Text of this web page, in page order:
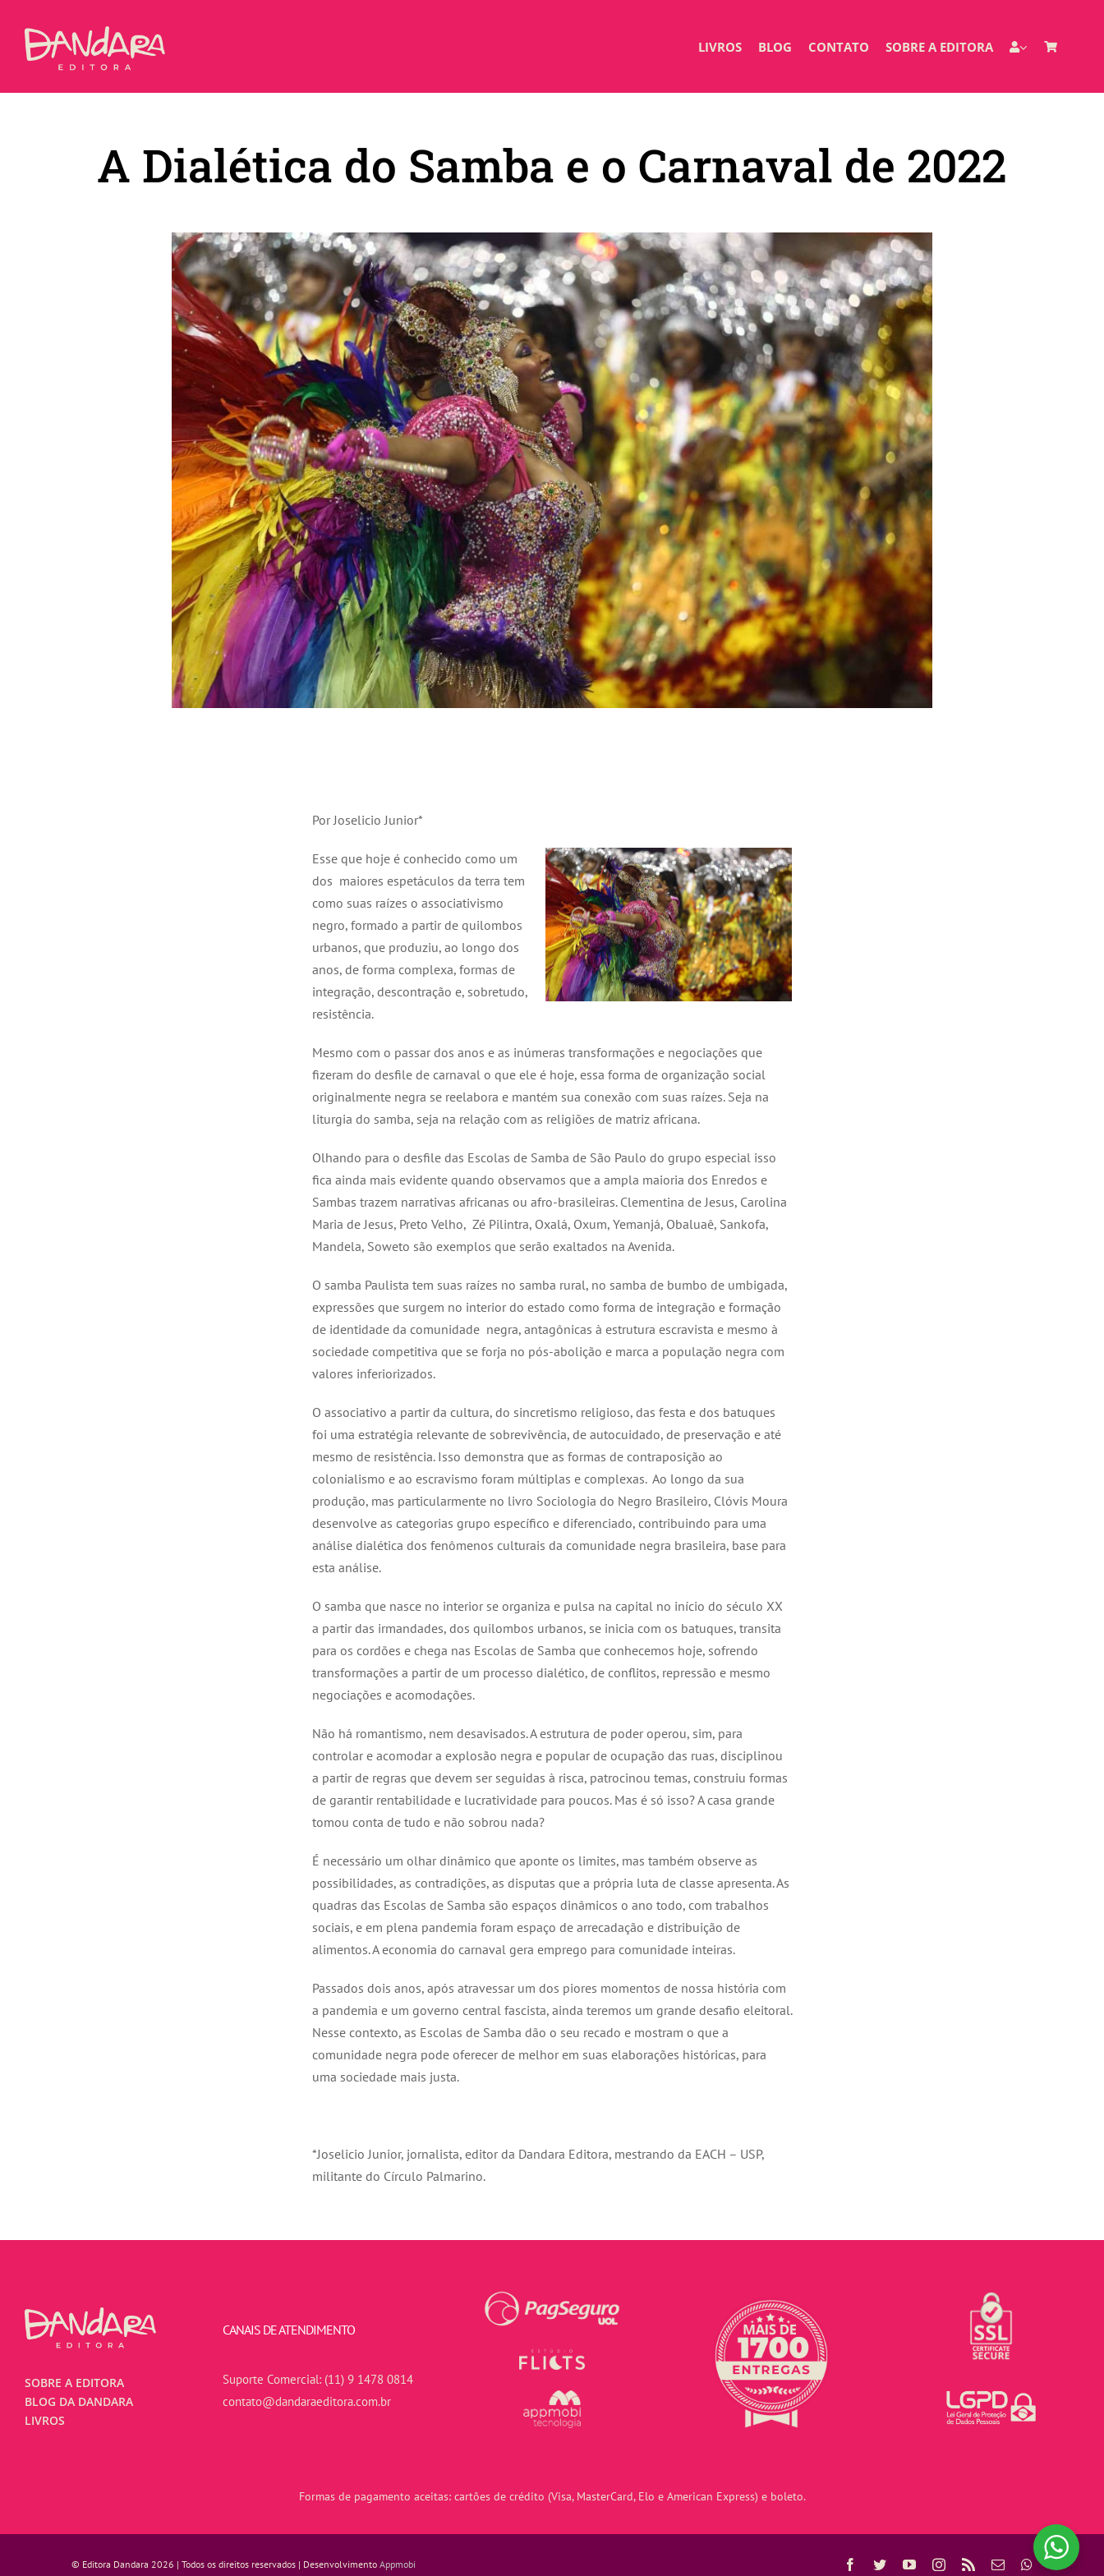
LIVROS BLOG CONTATO SOBRE A EDITORA
A Dialética do Samba e o Carnaval de 2022
Por Joselicio Junior*
Esse que hoje é conhecido como um
dos maiores espetáculos da terra tem
como suas raízes o associativismo
negro, formado a partir de quilombos
urbanos, que produziu, ao longo dos
anos, de forma complexa, formas de
integração, descontração e, sobretudo,
resistência.
Mesmo com o passar dos anos e as inúmeras transformações e negociações que
fizeram do desfile de carnaval o que ele é hoje, essa forma de organização social
originalmente negra se reelabora e mantém sua conexão com suas raízes. Seja na
liturgia do samba, seja na relação com as religiões de matriz africana.
Olhando para o desfile das Escolas de Samba de São Paulo do grupo especial isso
fica ainda mais evidente quando observamos que a ampla maioria dos Enredos e
Sambas trazem narrativas africanas ou afro-brasileiras. Clementina de Jesus, Carolina
Maria de Jesus, Preto Velho, Zé Pilintra, Oxalá, Oxum, Yemanjá, Obaluaê, Sankofa,
Mandela, Soweto são exemplos que serão exaltados na Avenida.
O samba Paulista tem suas raízes no samba rural, no samba de bumbo de umbigada,
expressões que surgem no interior do estado como forma de integração e formação
de identidade da comunidade negra, antagônicas à estrutura escravista e mesmo à
sociedade competitiva que se forja no pós-abolição e marca a população negra com
valores inferiorizados.
O associativo a partir da cultura, do sincretismo religioso, das festa e dos batuques
foi uma estratégia relevante de sobrevivência, de autocuidado, de preservação e até
mesmo de resistência. Isso demonstra que as formas de contraposição ao
colonialismo e ao escravismo foram múltiplas e complexas. Ao longo da sua
produção, mas particularmente no livro Sociologia do Negro Brasileiro, Clóvis Moura
desenvolve as categorias grupo específico e diferenciado, contribuindo para uma
análise dialética dos fenômenos culturais da comunidade negra brasileira, base para
esta análise.
O samba que nasce no interior se organiza e pulsa na capital no início do século XX
a partir das irmandades, dos quilombos urbanos, se inicia com os batuques, transita
para os cordões e chega nas Escolas de Samba que conhecemos hoje, sofrendo
transformações a partir de um processo dialético, de conflitos, repressão e mesmo
negociações e acomodações.
Não há romantismo, nem desavisados. A estrutura de poder operou, sim, para
controlar e acomodar a explosão negra e popular de ocupação das ruas, disciplinou
a partir de regras que devem ser seguidas à risca, patrocinou temas, construiu formas
de garantir rentabilidade e lucratividade para poucos. Mas é só isso? A casa grande
tomou conta de tudo e não sobrou nada?
É necessário um olhar dinâmico que aponte os limites, mas também observe as
possibilidades, as contradições, as disputas que a própria luta de classe apresenta. As
quadras das Escolas de Samba são espaços dinâmicos o ano todo, com trabalhos
sociais, e em plena pandemia foram espaço de arrecadação e distribuição de
alimentos. A economia do carnaval gera emprego para comunidade inteiras.
Passados dois anos, após atravessar um dos piores momentos de nossa história com
a pandemia e um governo central fascista, ainda teremos um grande desafio eleitoral.
Nesse contexto, as Escolas de Samba dão o seu recado e mostram o que a
comunidade negra pode oferecer de melhor em suas elaborações históricas, para
uma sociedade mais justa.
*Joselicio Junior, jornalista, editor da Dandara Editora, mestrando da EACH – USP,
militante do Círculo Palmarino.
SOBRE A EDITORA
BLOG DA DANDARA
LIVROS
CANAIS DE ATENDIMENTO
Suporte Comercial: (11) 9 1478 0814
contato@dandaraeditora.com.br
Formas de pagamento aceitas: cartões de crédito (Visa, MasterCard, Elo e American Express) e boleto.
© Editora Dandara 2026 | Todos os direitos reservados | Desenvolvimento Appmobi